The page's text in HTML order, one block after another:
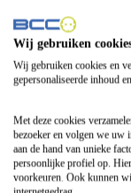
Fitelli
Airfryer
Frituurpan
Contactgrill
Broodrooster
Wij gebruiken
Wij gebruiken cookies en
gepersonaliseerde inhoud
Met deze cookies
bezoeker en volgen we uw
aan de hand van unieke
persoonlijke profiel op.
voorkeuren. Ook kunnen